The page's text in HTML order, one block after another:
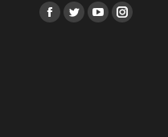
Encuéntranos en:
Facebook
TwitterYouTubeInstagram